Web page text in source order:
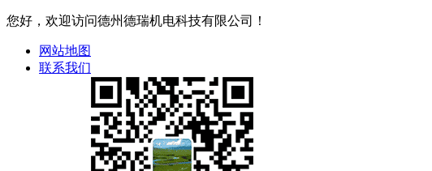
您好，欢迎访问德州德瑞机电科技有限公司！
网站地图
联系我们